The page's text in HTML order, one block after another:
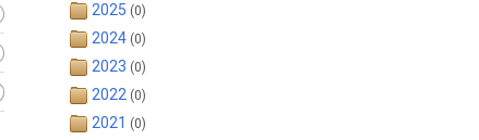
2025 (0)
2024 (0)
2023 (0)
2022 (0)
2021 (0)